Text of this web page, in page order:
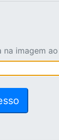
na imagem